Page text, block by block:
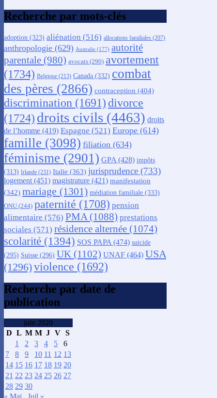
Recherche par mots-clés
adoption (323) aliénation (516) allocations familiales (207)
anthropologie (629) Australie (177) autorité
parentale (980) avocats (290) avortement
(1734) Belgique (213) Canada (332) combat
des pères (2866) contraception (404)
discrimination (1691) divorce
(1724) droits civils (4463) droits
de l’homme (419) Espagne (521) Europe (614)
famille (3098) filiation (634)
féminisme (2901) GPA (428) impôts
(313) Irlande (231) Italie (363) jurisprudence (733)
logement (451) magistrature (421) manifestation
(342) mariage (1301) médiation familiale (333)
ONU (244) paternité (1708) pension
alimentaire (576) PMA (1088) prestations
sociales (571) résidence alternée (1074)
scolarité (1394) SOS PAPA (474) suicide
(295) Suisse (296) UK (1102) UNAF (464) USA
(1296)violence (1692)
Recherche par date de
publication
juin 2020
D L M M J V S
1
2 3 4 5
6
7
8 9 10 11 12 13
14 15 16 17 18 19 20
21 22 23 24 25 26 27
28 29 30